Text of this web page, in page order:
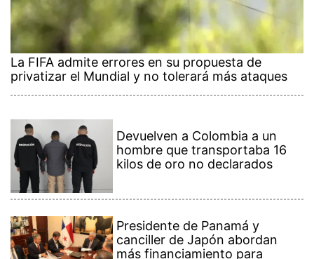
La FIFA admite errores en su propuesta de
privatizar el Mundial y no tolerará más ataques
Devuelven a Colombia a un
hombre que transportaba 16
kilos de oro no declarados
Presidente de Panamá y
canciller de Japón abordan
más financiamiento para